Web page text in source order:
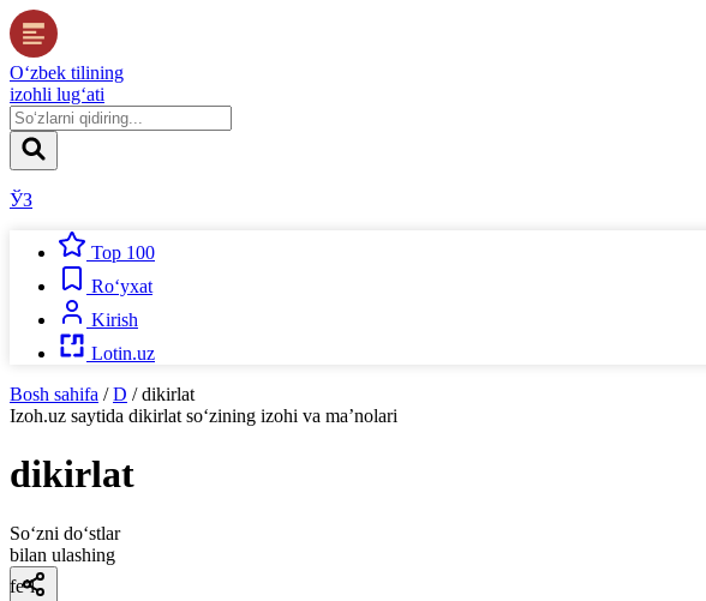
O‘zbek tilining
izohli lug‘ati
ЎЗ
Top 100
Ro‘yxat
Kirish
Lotin.uz
Bosh sahifa / D / dikirlat
Izoh.uz saytida dikirlat so‘zining izohi va ma’nolari
dikirlat
So‘zni do‘stlar
bilan ulashing
fe’l